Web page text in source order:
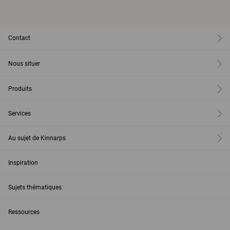
Contact
Nous situer
Produits
Services
Au sujet de Kinnarps
Inspiration
Sujets thématiques
Ressources